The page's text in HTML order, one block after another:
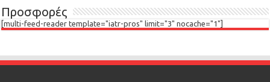
Προσφορές
[multi-feed-reader template="iatr-pros" limit="3" nocache="1"]